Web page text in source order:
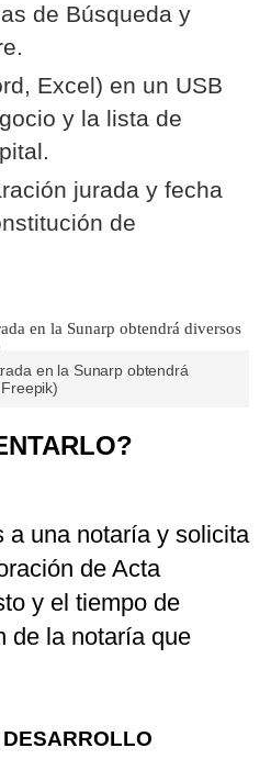
de Búsqueda y
Excel) en un USB
y la lista de
jurada y fecha
de
en la Sunarp obtendrá
a una notaría y solicita
de Acta
y el tiempo de
de la notaría que